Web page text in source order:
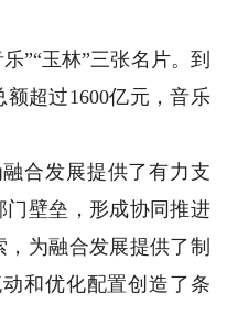
”“玉林”三张名片。到
超过1600亿元，音乐
合发展提供了有力支
壁垒，形成协同推进
为融合发展提供了制
和优化配置创造了条